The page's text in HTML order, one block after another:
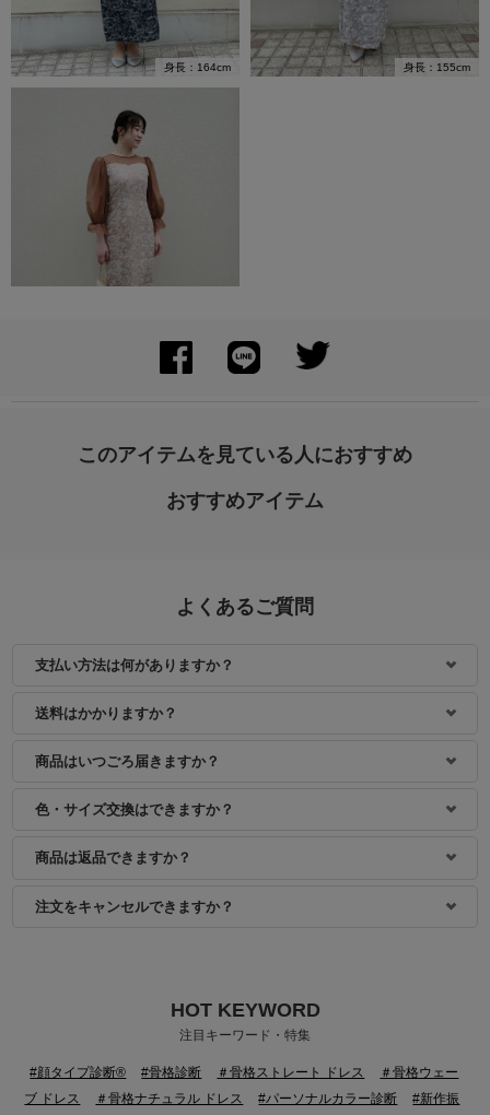
身長：164cm 身長：155cm
このアイテムを見ている人におすすめ
おすすめアイテム
よくあるご質問
支払い方法は何がありますか？
送料はかかりますか？
商品はいつごろ届きますか？
色・サイズ交換はできますか？
商品は返品できますか？
注文をキャンセルできますか？
HOT KEYWORD
注目キーワード・特集
#顔タイプ診断® #骨格診断 ＃骨格ストレート ドレス
＃骨格ウェー
ブ ドレス
＃骨格ナチュラル ドレス #パーソナルカラー診断
#新作振